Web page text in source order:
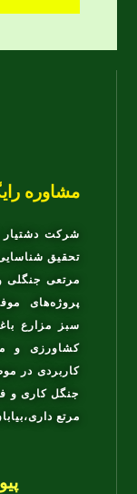
مشاوره
تحقیق
مرتعی جنگلی
پروژه‌های
سبز مزارع
کشاورزی و
کاربردی در
جنگل کاری و
مرتع